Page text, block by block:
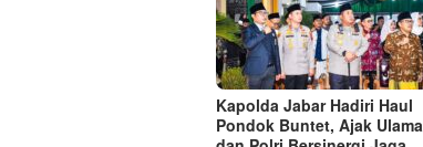
Kapolda Jabar Hadiri Haul
Pondok Buntet, Ajak Ulama